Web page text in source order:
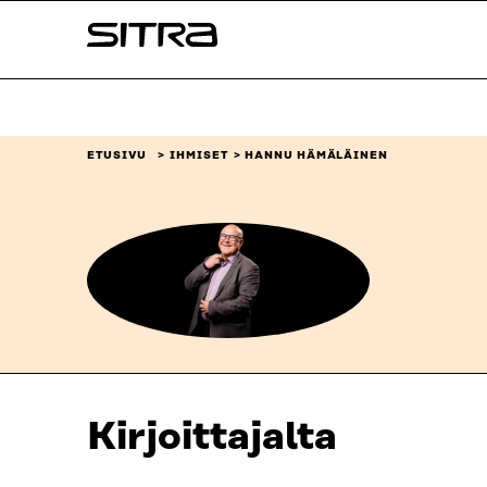
sisältöön
Sitra
ETUSIVU IHMISET HANNU HÄMÄLÄINEN
Kirjoittajalta